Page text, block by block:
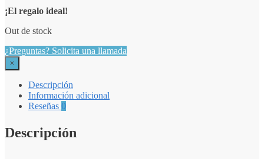
¡El regalo ideal!
Out de stock
¿Preguntas? Solicita una llamada
×
Descripción
Información adicional
Reseñas 0
Descripción